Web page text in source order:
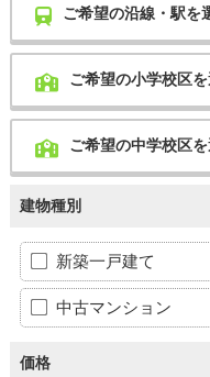
ご希望の沿線・駅を
ご希望の小学校区
ご希望の中学校区
建物種別
新築一戸建て
中古マンション
価格